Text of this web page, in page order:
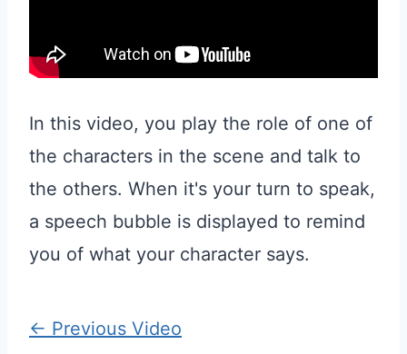
In this video, you play the role of one of
the characters in the scene and talk to
the others. When it's your turn to speak,
a speech bubble is displayed to remind
you of what your character says.
← Previous Video